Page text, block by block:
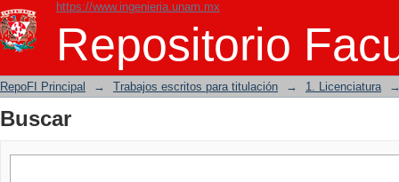
https://www.ingenieria.unam.mx
Repositorio
Buscar
RepoFI Principal → Trabajos escritos para titulación → 1. Licenciatura
Buscar